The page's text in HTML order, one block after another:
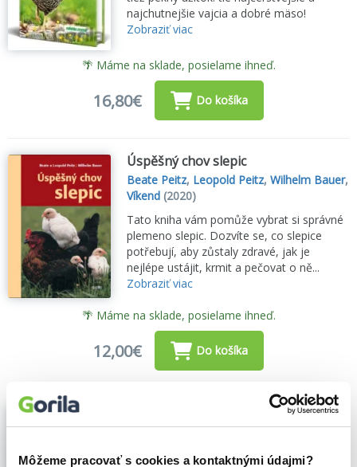
Môžeme pracovať s cookies a kontaktnými údajmi?
najchutnejšie vajcia a dobré mäso!
Zobraziť viac
🌴 Máme na sklade, posielame ihneď.
16,80€ Do košíka
Úspěšný chov slepic
Beate Peitz, Leopold Peitz,Wilhelm Bauer,
Víkend (2020)
Tato kniha vám pomůže vybrat si správné
plemeno slepic. Dozvíte se, co slepice
potřebují, aby zůstaly zdravé, jak je
nejlépe ustájit, krmit a pečovat o ně...
Zobraziť viac
🌴 Máme na sklade, posielame ihneď.
12,00€ Do košíka
Beate Peitz,Leopold Peitz,Brázda(2022)